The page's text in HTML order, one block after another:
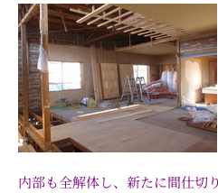
内部も全解体し、新たに間仕切